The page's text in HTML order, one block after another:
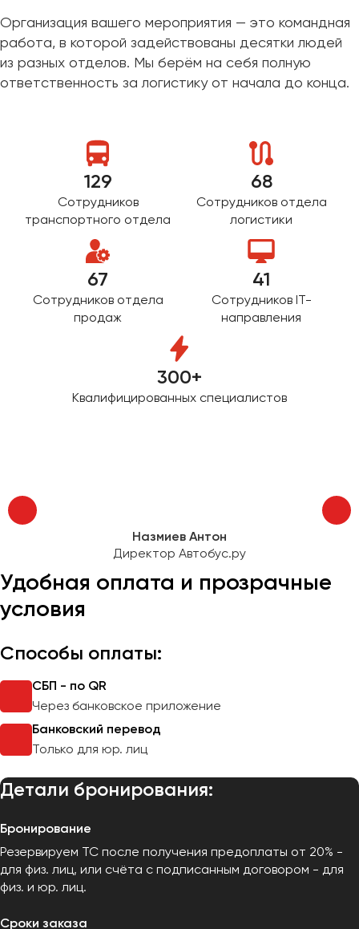
Организация вашего мероприятия — это командная
работа, в которой задействованы десятки людей
из разных отделов. Мы берём на себя полную
ответственность за логистику от начала до конца.
129
Сотрудников
транспортного отдела
68
Сотрудников отдела
логистики
67
Сотрудников отдела
продаж
41
Сотрудников IT-
направления
300+
Квалифицированных специалистов
Назмиев Антон
Директор Автобус.ру
Удобная оплата и прозрачные
условия
Способы оплаты:
СБП - по QR
Через банковское приложение
Банковский перевод
Только для юр. лиц
Детали бронирования:
Бронирование
Резервируем ТС после получения предоплаты от 20% -
для физ. лиц, или счёта с подписанным договором - для
физ. и юр. лиц.
Сроки заказа